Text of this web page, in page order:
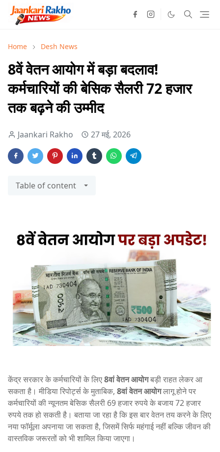
Home Desh News
8वें वेतन आयोग में बड़ा बदलाव!
कर्मचारियों की बेसिक सैलरी 72 हजार
तक बढ़ने की उम्मीद
Jaankari Rakho 27 मई, 2026
Table of content
केंद्र सरकार के कर्मचारियों के लिए8वां वेतन आयोगबड़ी राहत लेकर आ
सकता है। मीडिया रिपोर्ट्स के मुताबिक, 8वां वेतन आयोगलागू होने पर
कर्मचारियों की न्यूनतम बेसिक सैलरी 69 हजार रुपये के बजाय 72 हजार
रुपये तक हो सकती है। बताया जा रहा है कि इस बार वेतन तय करने के लिए
नया फॉर्मूला अपनाया जा सकता है, जिसमें सिर्फ महंगाई नहीं बल्कि जीवन की
वास्तविक जरूरतों को भी शामिल किया जाएगा।